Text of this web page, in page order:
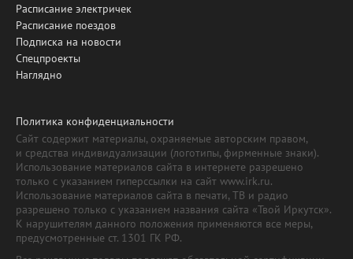
Расписание электричек
Расписание поездов
Подписка на новости
Спецпроекты
Наглядно
Политика конфиденциальности
Сайт содержит материалы, охраняемые авторским правом,
и средства индивидуализации (логотипы, фирменные знаки).
Использование материалов сайта в интернете разрешено
только с указанием гиперссылки на сайт www.irk.ru.
Использование материалов сайта в печати, ТВ и радио
разрешено только с указанием названия сайта «Твой Иркутск».
К нарушителям данного положения применяются все меры,
предусмотренные ст. 1301 ГК РФ.